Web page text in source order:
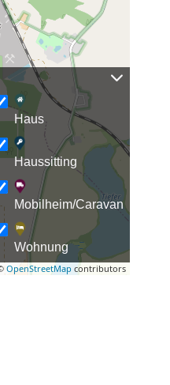
OpenStreetMap contributors
Haus
Haussitting
Mobilheim/Caravan
Wohnung